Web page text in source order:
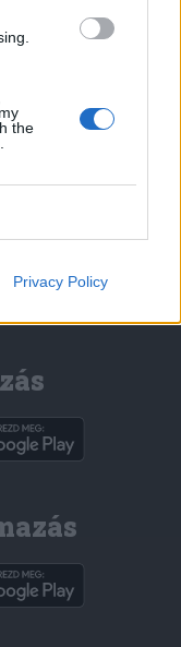
the
Privacy Policy